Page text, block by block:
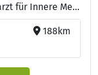
Ärzte: Dr. med. Mathias Kleiß, Facharzt für Innere Medizin, Hämatologie und Onkologie - Dr. med. Tobias Schelberger, Facharzt für innere Medizin und Gastroenterologie
188km